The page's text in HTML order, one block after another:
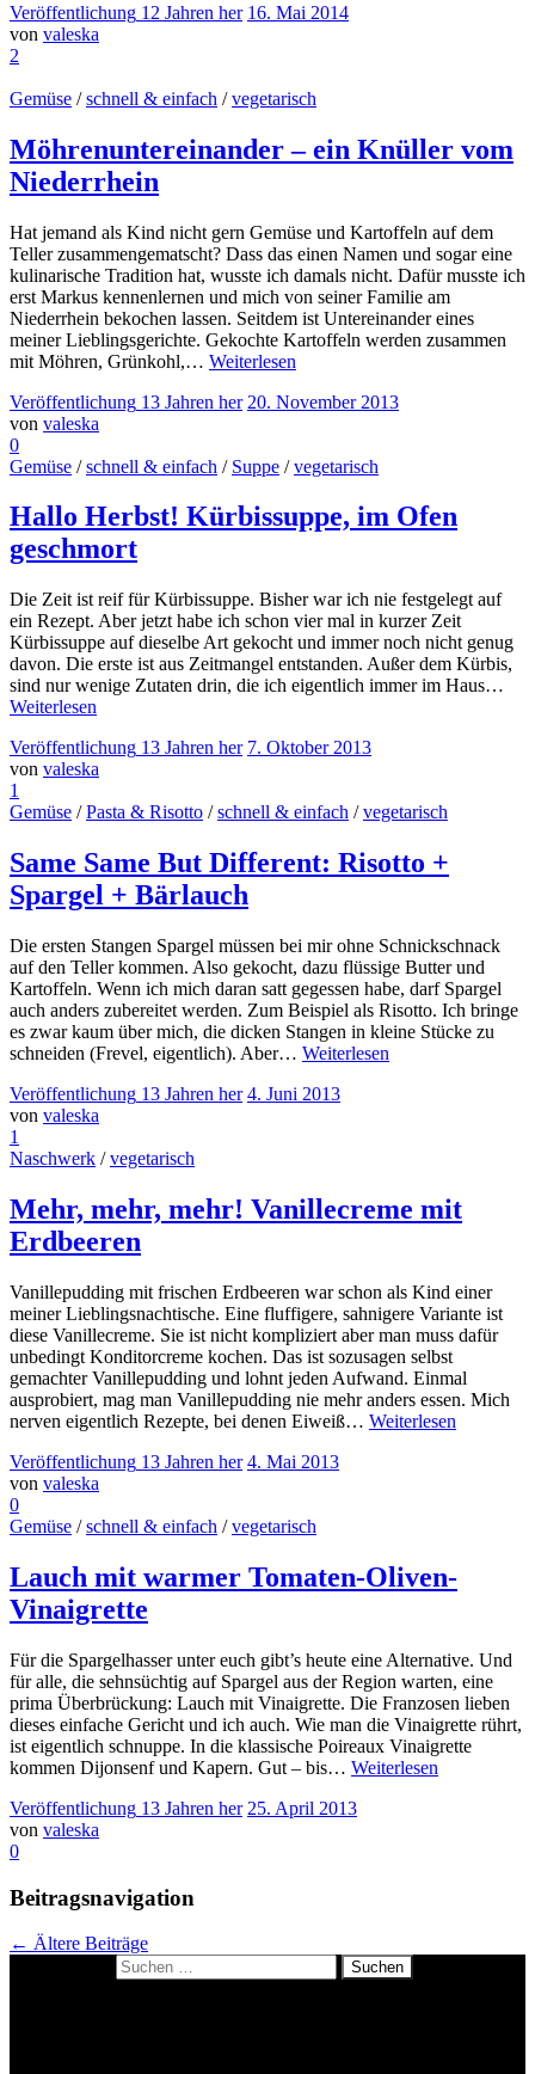
Veröffentlichung 12 Jahren her 16. Mai 2014
von valeska
2
Gemüse /schnell & einfach /vegetarisch
Möhrenuntereinander – ein Knüller vom
Niederrhein
Hat jemand als Kind nicht gern Gemüse und Kartoffeln auf dem
Teller zusammengematscht? Dass das einen Namen und sogar eine
kulinarische Tradition hat, wusste ich damals nicht. Dafür musste ich
erst Markus kennenlernen und mich von seiner Familie am
Niederrhein bekochen lassen. Seitdem ist Untereinander eines
meiner Lieblingsgerichte. Gekochte Kartoffeln werden zusammen
mit Möhren, Grünkohl,… Weiterlesen
Veröffentlichung 13 Jahren her 20. November 2013
von valeska
0
Gemüse /schnell & einfach / Suppe /vegetarisch
Hallo Herbst! Kürbissuppe, im Ofen
geschmort
Die Zeit ist reif für Kürbissuppe. Bisher war ich nie festgelegt auf
ein Rezept. Aber jetzt habe ich schon vier mal in kurzer Zeit
Kürbissuppe auf dieselbe Art gekocht und immer noch nicht genug
davon. Die erste ist aus Zeitmangel entstanden. Außer dem Kürbis,
sind nur wenige Zutaten drin, die ich eigentlich immer im Haus…
Weiterlesen
Veröffentlichung 13 Jahren her 7. Oktober 2013
von valeska
1
Gemüse /Pasta & Risotto /schnell & einfach /vegetarisch
Same Same But Different: Risotto +
Spargel + Bärlauch
Die ersten Stangen Spargel müssen bei mir ohne Schnickschnack
auf den Teller kommen. Also gekocht, dazu flüssige Butter und
Kartoffeln. Wenn ich mich daran satt gegessen habe, darf Spargel
auch anders zubereitet werden. Zum Beispiel als Risotto. Ich bringe
es zwar kaum über mich, die dicken Stangen in kleine Stücke zu
schneiden (Frevel, eigentlich). Aber… Weiterlesen
Veröffentlichung 13 Jahren her 4. Juni 2013
von valeska
1
Naschwerk /vegetarisch
Mehr, mehr, mehr! Vanillecreme mit
Erdbeeren
Vanillepudding mit frischen Erdbeeren war schon als Kind einer
meiner Lieblingsnachtische. Eine fluffigere, sahnigere Variante ist
diese Vanillecreme. Sie ist nicht kompliziert aber man muss dafür
unbedingt Konditorcreme kochen. Das ist sozusagen selbst
gemachter Vanillepudding und lohnt jeden Aufwand. Einmal
ausprobiert, mag man Vanillepudding nie mehr anders essen. Mich
nerven eigentlich Rezepte, bei denen Eiweiß… Weiterlesen
Veröffentlichung 13 Jahren her 4. Mai 2013
von valeska
0
Gemüse /schnell & einfach /vegetarisch
Lauch mit warmer Tomaten-Oliven-
Vinaigrette
Für die Spargelhasser unter euch gibt’s heute eine Alternative. Und
für alle, die sehnsüchtig auf Spargel aus der Region warten, eine
prima Überbrückung: Lauch mit Vinaigrette. Die Franzosen lieben
dieses einfache Gericht und ich auch. Wie man die Vinaigrette rührt,
ist eigentlich schnuppe. In die klassische Poireaux Vinaigrette
kommen Dijonsenf und Kapern. Gut – bis… Weiterlesen
Veröffentlichung 13 Jahren her 25. April 2013
von valeska
0
Beitragsnavigation
← Ältere Beiträge